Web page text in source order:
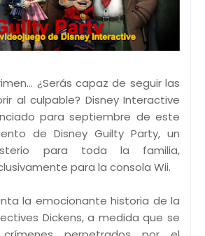
¿Serás capaz de seguir las
al culpable? Disney Interactive
para septiembre de este
de Disney Guilty Party, un
para toda la familia,
para la consola Wii.
la emocionante historia de la
Dickens, a medida que se